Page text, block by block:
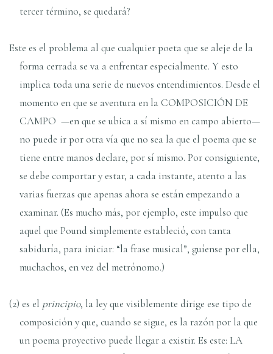
tercer término, se quedará?
Este es el problema al que cualquier poeta que se aleje de la
forma cerrada se va a enfrentar especialmente. Y esto
implica toda una serie de nuevos entendimientos. Desde el
momento en que se aventura en la COMPOSICIÓN DE
CAMPO —en que se ubica a sí mismo en campo abierto—
no puede ir por otra vía que no sea la que el poema que se
tiene entre manos declare, por sí mismo. Por consiguiente,
se debe comportar y estar, a cada instante, atento a las
varias fuerzas que apenas ahora se están empezando a
examinar. (Es mucho más, por ejemplo, este impulso que
aquel que Pound simplemente estableció, con tanta
sabiduría, para iniciar: “la frase musical”, guíense por ella,
muchachos, en vez del metrónomo.)
(2) es el principio, la ley que visiblemente dirige ese tipo de
composición y que, cuando se sigue, es la razón por la que
un poema proyectivo puede llegar a existir. Es este: LA